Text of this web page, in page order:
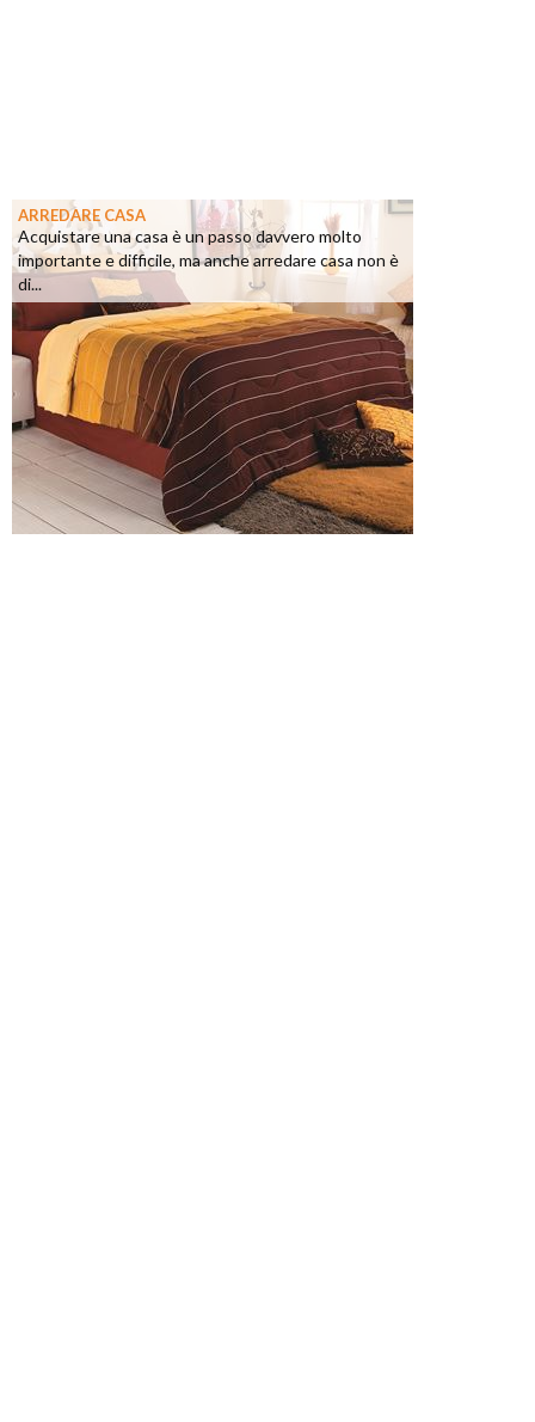
ARREDARE CASA
Acquistare una casa è un passo davvero molto
importante e difficile, ma anche arredare casa non è
di...